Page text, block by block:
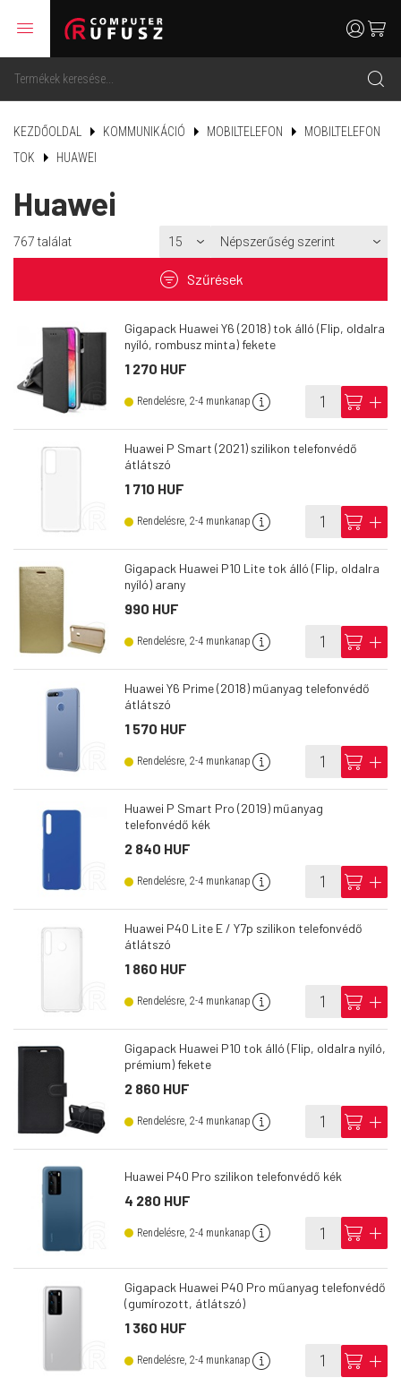
menu
search
usercart
KEZDŐOLDAL KOMMUNIKÁCIÓ MOBILTELEFON
MOBILTELEFON
TOK
HUAWEI
Huawei
767 találat
filter Szűrések
Gigapack Huawei Y6 (2018) tok álló (Flip, oldalra
nyíló, rombusz minta) fekete
1 270 HUF
Rendelésre, 2-4 munkanap info cart add
Huawei P Smart (2021) szilikon telefonvédő
átlátszó
1 710 HUF
Rendelésre, 2-4 munkanap info cart add
Gigapack Huawei P10 Lite tok álló (Flip, oldalra
nyíló) arany
990 HUF
Rendelésre, 2-4 munkanap info cart add
Huawei Y6 Prime (2018) műanyag telefonvédő
átlátszó
1 570 HUF
Rendelésre, 2-4 munkanap info cart add
Huawei P Smart Pro (2019) műanyag
telefonvédő kék
2 840 HUF
Rendelésre, 2-4 munkanap info cart add
Huawei P40 Lite E / Y7p szilikon telefonvédő
átlátszó
1 860 HUF
Rendelésre, 2-4 munkanap info cart add
Gigapack Huawei P10 tok álló (Flip, oldalra nyíló,
prémium) fekete
2 860 HUF
Rendelésre, 2-4 munkanap info cart add
Huawei P40 Pro szilikon telefonvédő kék
4 280 HUF
Rendelésre, 2-4 munkanap info cart add
Gigapack Huawei P40 Pro műanyag telefonvédő
(gumírozott, átlátszó)
1 360 HUF
Rendelésre, 2-4 munkanap info cart add